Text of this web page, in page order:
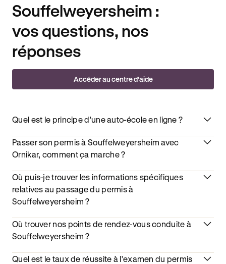
Souffelweyersheim :
vos questions, nos
réponses
Accéder au centre d’aide
Quel est le principe d'une auto-école en ligne ?
Passer son permis à Souffelweyersheim avec
Ornikar, comment ça marche ?
Où puis-je trouver les informations spécifiques
relatives au passage du permis à
Souffelweyersheim ?
Où trouver nos points de rendez-vous conduite à
Souffelweyersheim ?
Quel est le taux de réussite à l'examen du permis